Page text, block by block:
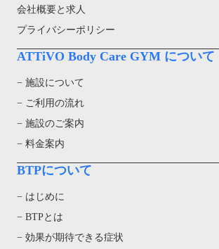
会社概要と求人
プライバシーポリシー
ATTiVO Body Care GYM について
− 施設について
− ご利用の流れ
− 施設のご案内
− 料金案内
BTPについて
− はじめに
− BTPとは
− 効果が期待できる症状